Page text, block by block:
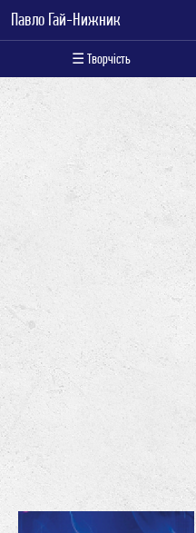
Павло Гай-Нижник
☰ Творчість